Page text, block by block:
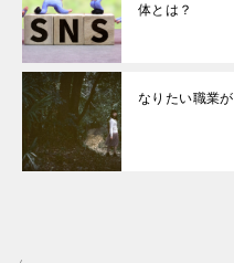
体とは？
なりたい職業